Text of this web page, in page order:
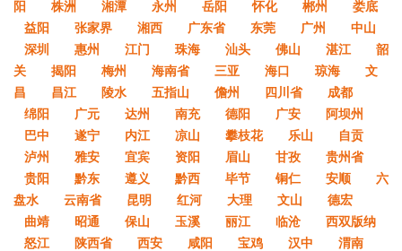
阳 株洲 湘潭 永州 岳阳 怀化 郴州
娄底
益阳
张家界 湘西 广东省 东莞 广州
中山
深圳
惠州 江门 珠海 汕头 佛山 湛江
韶
关
揭阳 梅州 海南省 三亚 海口 琼海
文
昌
昌江 陵水 五指山 儋州 四川省
成都
绵阳
广元 达州 南充 德阳 广安
阿坝州
巴中
遂宁 内江 凉山 攀枝花 乐山
自贡
泸州
雅安 宜宾 资阳 眉山 甘孜
贵州省
贵阳
黔东 遵义 黔西 毕节 铜仁 安顺
六
盘水
云南省 昆明 红河 大理 文山
德宏
曲靖
昭通 保山 玉溪 丽江 临沧
西双版纳
怒江
陕西省 西安 咸阳 宝鸡 汉中
渭南